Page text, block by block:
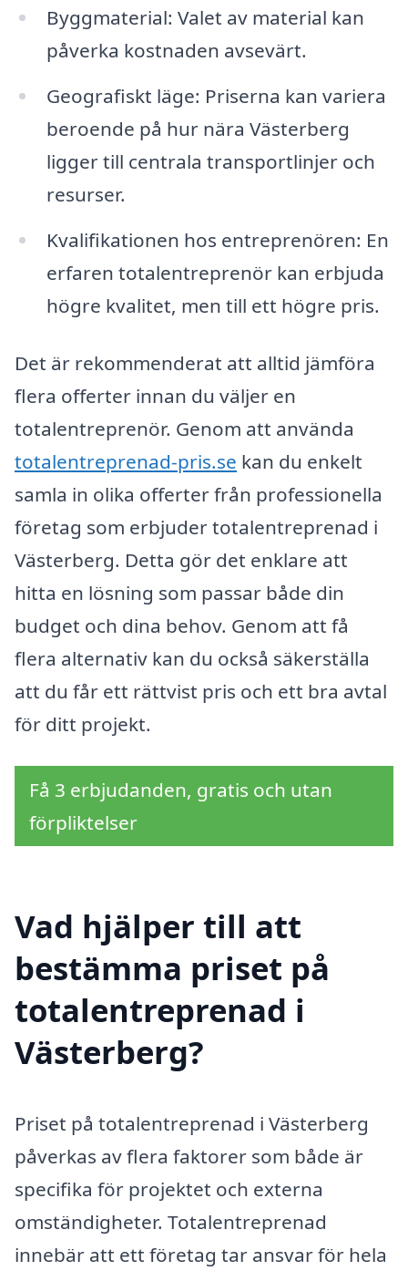
Byggmaterial: Valet av material kan
påverka kostnaden avsevärt.
Geografiskt läge: Priserna kan variera
beroende på hur nära Västerberg
ligger till centrala transportlinjer och
resurser.
Kvalifikationen hos entreprenören: En
erfaren totalentreprenör kan erbjuda
högre kvalitet, men till ett högre pris.
Det är rekommenderat att alltid jämföra
flera offerter innan du väljer en
totalentreprenör. Genom att använda
totalentreprenad-pris.se kan du enkelt
samla in olika offerter från professionella
företag som erbjuder totalentreprenad i
Västerberg. Detta gör det enklare att
hitta en lösning som passar både din
budget och dina behov. Genom att få
flera alternativ kan du också säkerställa
att du får ett rättvist pris och ett bra avtal
för ditt projekt.
Få 3 erbjudanden, gratis och utan
förpliktelser
Vad hjälper till att
bestämma priset på
totalentreprenad i
Västerberg?
Priset på totalentreprenad i Västerberg
påverkas av flera faktorer som både är
specifika för projektet och externa
omständigheter. Totalentreprenad
innebär att ett företag tar ansvar för hela